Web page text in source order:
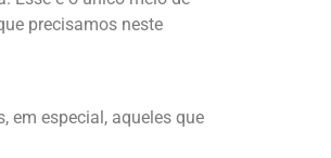
precisamos neste
em especial, aqueles que